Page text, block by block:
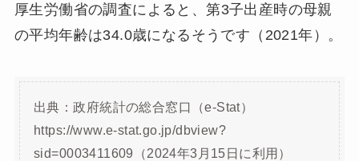
厚生労働省の調査によると、第3子出産時の母親
の平均年齢は34.0歳になるそうです（2021年）。
出典：政府統計の総合窓口（e-Stat）
https://www.e-stat.go.jp/dbview?
sid=0003411609（2024年3月15日に利用）